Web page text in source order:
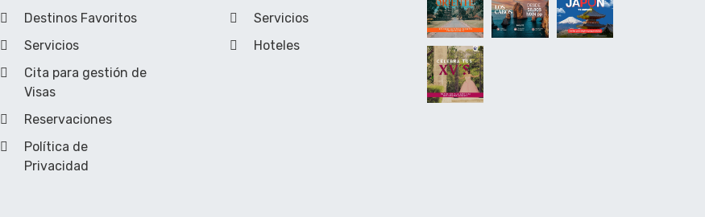
Destinos Favoritos
Servicios
Cita para gestión de
Visas
Reservaciones
Política de
Privacidad
Servicios
Hoteles